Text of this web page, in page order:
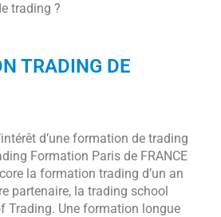
trading ?
TRADING DE
d’une formation de trading
Formation Paris de FRANCE
la formation trading d’un an
partenaire, la trading school
Trading. Une formation longue